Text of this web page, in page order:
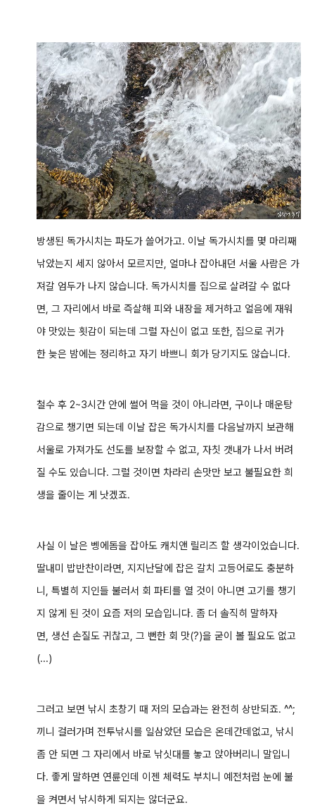
방생된 독가시치는 파도가 쓸어가고. 이날 독가시치를 몇 마리째
낚았는지 세지 않아서 모르지만, 얼마나 잡아내던 서울 사람은 가
져갈 엄두가 나지 않습니다. 독가시치를 집으로 살려갈 수 없다
면, 그 자리에서 바로 즉살해 피와 내장을 제거하고 얼음에 재워
야 맛있는 횟감이 되는데 그럴 자신이 없고 또한, 집으로 귀가
한 늦은 밤에는 정리하고 자기 바쁘니 회가 당기지도 않습니다.
철수 후 2~3시간 안에 썰어 먹을 것이 아니라면, 구이나 매운탕
감으로 챙기면 되는데 이날 잡은 독가시치를 다음날까지 보관해
서울로 가져가도 선도를 보장할 수 없고, 자칫 갯내가 나서 버려
질 수도 있습니다. 그럴 것이면 차라리 손맛만 보고 불필요한 희
생을 줄이는 게 낫겠죠.
사실 이 날은 벵에돔을 잡아도 캐치앤 릴리즈 할 생각이었습니다.
딸내미 밥반찬이라면, 지지난달에 잡은 갈치 고등어로도 충분하
니, 특별히 지인들 불러서 회 파티를 열 것이 아니면 고기를 챙기
지 않게 된 것이 요즘 저의 모습입니다. 좀 더 솔직히 말하자
면, 생선 손질도 귀찮고, 그 뻔한 회 맛(?)을 굳이 볼 필요도 없고
(...)
그러고 보면 낚시 초창기 때 저의 모습과는 완전히 상반되죠. ^^;
끼니 걸러가며 전투낚시를 일삼았던 모습은 온데간데없고, 낚시
좀 안 되면 그 자리에서 바로 낚싯대를 놓고 앉아버리니 말입니
다. 좋게 말하면 연륜인데 이젠 체력도 부치니 예전처럼 눈에 불
을 켜면서 낚시하게 되지는 않더군요.